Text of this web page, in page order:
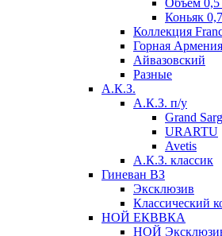
Объем 0,5
Коньяк
Коллекция
Горная
Айвазовский
Разные
А.К.З.
А.К.З. п/у
Grand
URARTU
Avetis
А.К.З. классик
Гиневан ВЗ
Эксклюзив
Классический
НОЙ ЕКВВКА
НОЙ